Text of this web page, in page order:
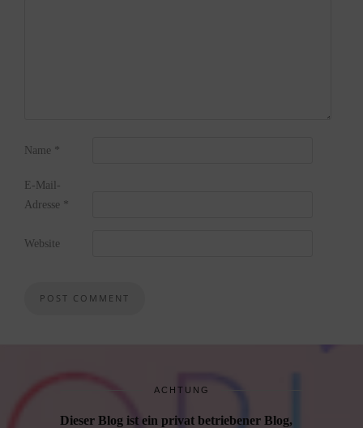
Name *
E-Mail-
Adresse *
Website
ACHTUNG
Dieser Blog ist ein privat betriebener Blog,